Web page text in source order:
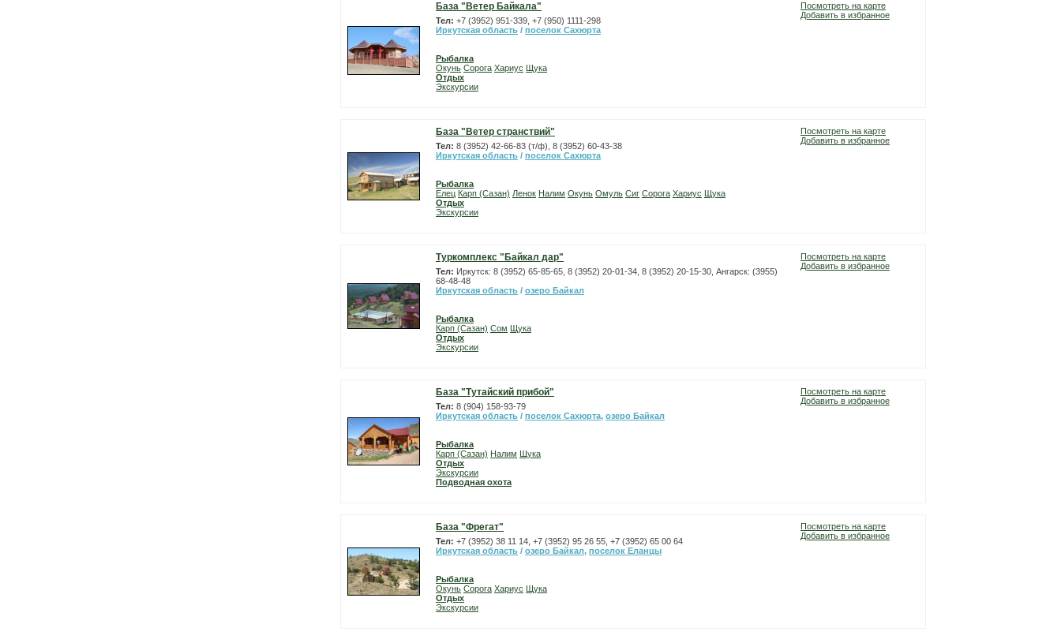
База "Ветер Байкала"
Тел: +7 (3952) 951-339, +7 (950) 1111-298
Иркутская область / поселок Сахюрта
Рыбалка
Окунь Сорога Хариус Щука
Отдых
Экскурсии
Посмотреть на карте
Добавить в избранное
База "Ветер странствий"
Тел: 8 (3952) 42-66-83 (т/ф), 8 (3952) 60-43-38
Иркутская область / поселок Сахюрта
Рыбалка
Елец Карп (Сазан) Ленок Налим Окунь Омуль Сиг Сорога Хариус Щука
Отдых
Экскурсии
Посмотреть на карте
Добавить в избранное
Туркомплекс "Байкал дар"
Тел: Иркутск: 8 (3952) 65-85-65, 8 (3952) 20-01-34, 8 (3952) 20-15-30, Ангарск: (3955)
68-48-48
Иркутская область / озеро Байкал
Рыбалка
Карп (Сазан) Сом Щука
Отдых
Экскурсии
Посмотреть на карте
Добавить в избранное
База "Тутайский прибой"
Тел: 8 (904) 158-93-79
Иркутская область / поселок Сахюрта, озеро Байкал
Рыбалка
Карп (Сазан) Налим Щука
Отдых
Экскурсии
Подводная охота
Посмотреть на карте
Добавить в избранное
База "Фрегат"
Тел: +7 (3952) 38 11 14, +7 (3952) 95 26 55, +7 (3952) 65 00 64
Иркутская область / озеро Байкал, поселок Еланцы
Рыбалка
Окунь Сорога Хариус Щука
Отдых
Экскурсии
Посмотреть на карте
Добавить в избранное